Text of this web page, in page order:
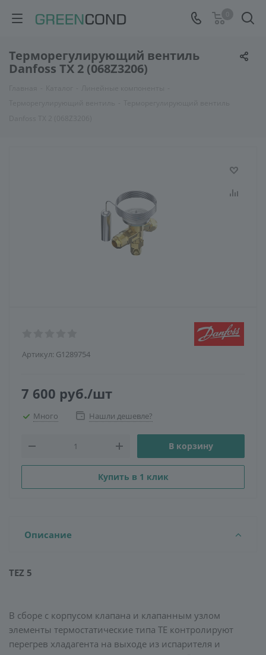
Терморегулирующий вентиль
Danfoss TX 2 (068Z3206)
Артикул: G1289754
7 600 руб./шт
Много Нашли дешевле?
В корзину
Купить в 1 клик
Описание
TEZ 5
В сборе с корпусом клапана и клапанным узлом
элементы термостатические типа TE контролируют
перегрев хладагента на выходе из испарителя и